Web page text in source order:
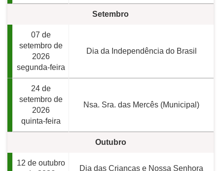
Setembro
07 de
setembro de
2026
segunda-feira
Dia da Independência do Brasil
24 de
setembro de
2026
quinta-feira
Nsa. Sra. das Mercês (Municipal)
Outubro
12 de outubro
Dia das Crianças e Nossa Senhora